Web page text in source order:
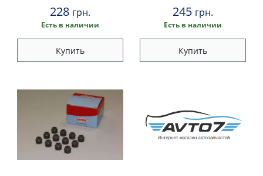
228 грн.
Есть в наличии
Купить
245 грн.
Есть в наличии
Купить